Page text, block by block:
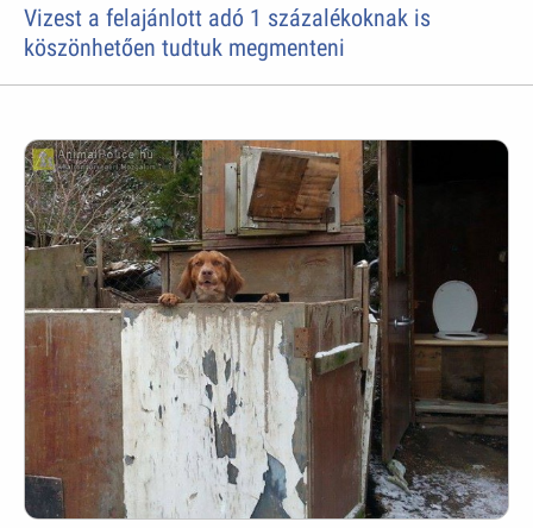
Vizest a felajánlott adó 1 százalékoknak is
köszönhetően tudtuk megmenteni